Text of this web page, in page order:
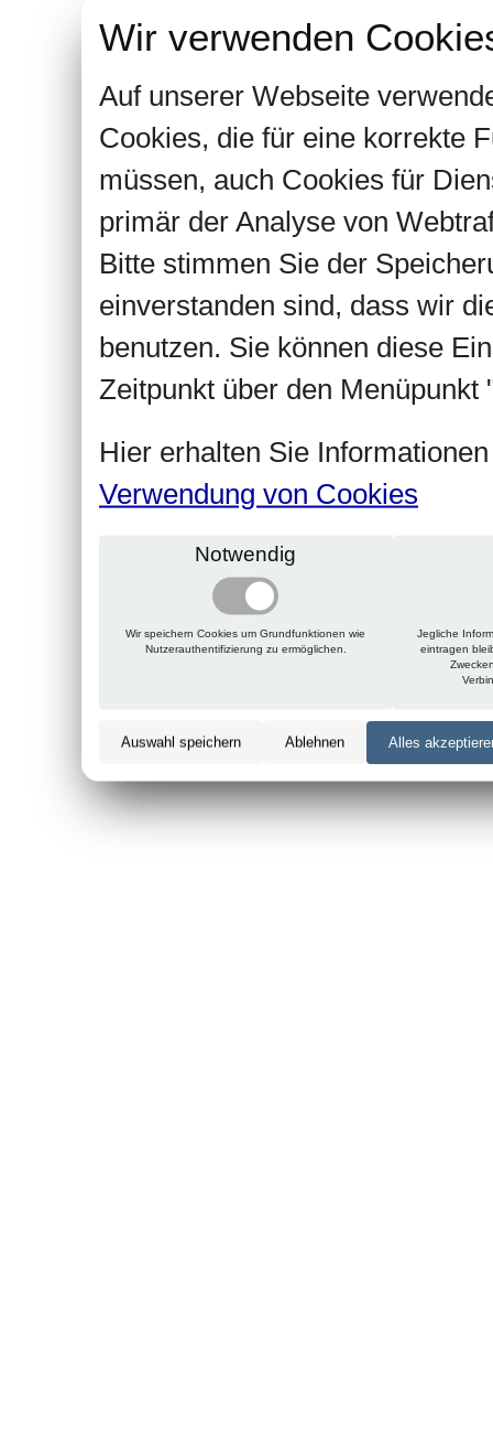
Wir verwenden
Auf unserer Webseite
Cookies, die für eine korrekte
müssen, auch Cookies für
primär der Analyse von
Bitte stimmen Sie der
einverstanden sind, dass wir
benutzen. Sie können diese
Zeitpunkt über den Menüpunkt
Hier erhalten Sie
Verwendung von Cookies
Notwendig
Wir speichern Cookies um Grundfunktionen wie
Nutzerauthentifizierung zu ermöglichen.
Jegliche
eintragen
Auswahl speichern Ablehnen Alles